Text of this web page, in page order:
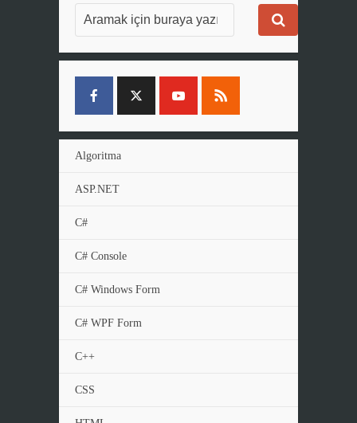
Algoritma
ASP.NET
C#
C# Console
C# Windows Form
C# WPF Form
C++
CSS